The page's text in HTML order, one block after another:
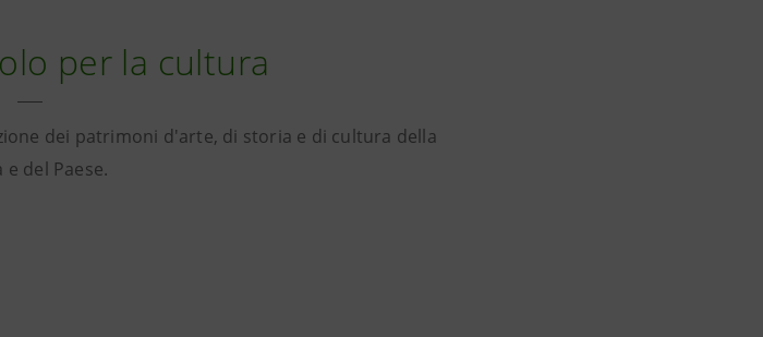
per la cultura
dei patrimoni d'arte, di storia e di cultura della
e del Paese.